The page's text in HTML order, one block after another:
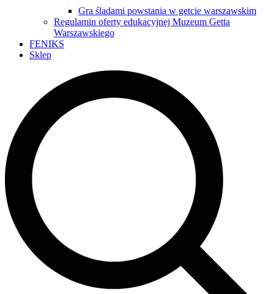
Gra śladami powstania w getcie warszawskim
Regulamin oferty edukacyjnej Muzeum Getta
Warszawskiego
FENIKS
Sklep